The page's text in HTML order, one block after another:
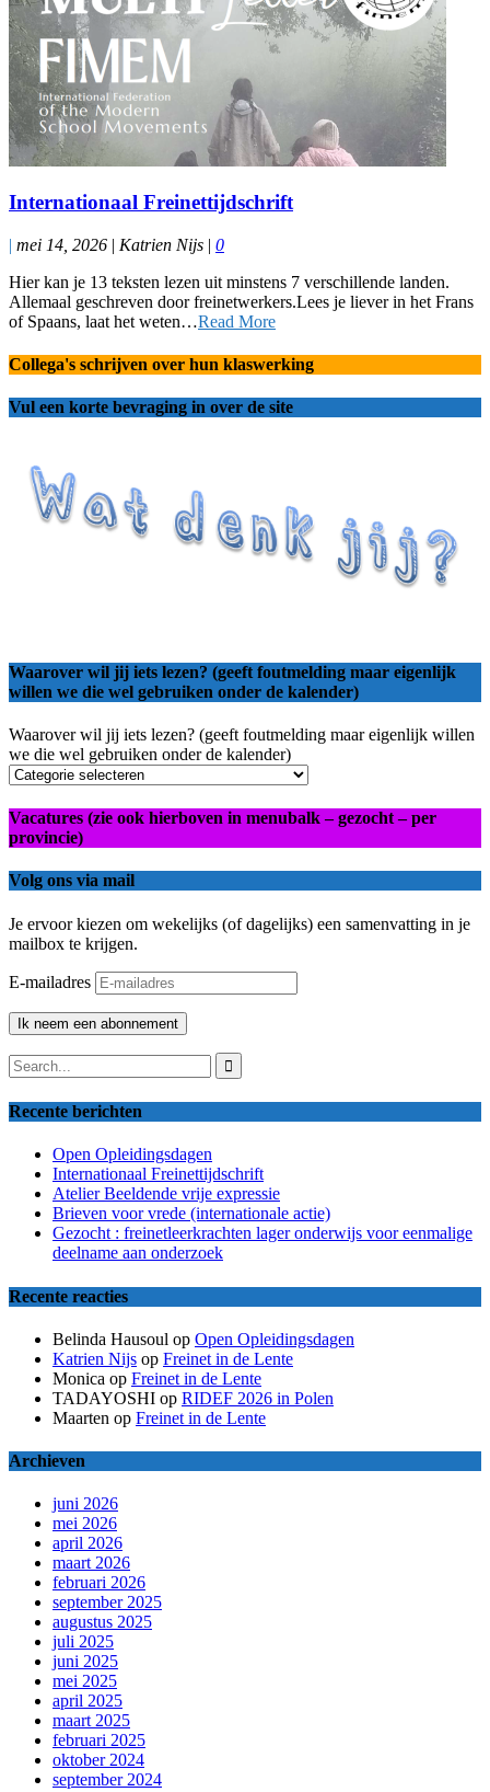
Internationaal Freinettijdschrift
| mei 14, 2026 | Katrien Nijs | 0
Hier kan je 13 teksten lezen uit minstens 7 verschillende landen.
Allemaal geschreven door freinetwerkers.Lees je liever in het Frans
of Spaans, laat het weten…Read More
Collega's schrijven over hun klaswerking
Vul een korte bevraging in over de site
Waarover wil jij iets lezen? (geeft foutmelding maar eigenlijk
willen we die wel gebruiken onder de kalender)
Waarover wil jij iets lezen? (geeft foutmelding maar eigenlijk willen
we die wel gebruiken onder de kalender)
Vacatures (zie ook hierboven in menubalk – gezocht – per
provincie)
Volg ons via mail
Je ervoor kiezen om wekelijks (of dagelijks) een samenvatting in je
mailbox te krijgen.
E-mailadres
Ik neem een abonnement
Recente berichten
Open Opleidingsdagen
Internationaal Freinettijdschrift
Atelier Beeldende vrije expressie
Brieven voor vrede (internationale actie)
Gezocht : freinetleerkrachten lager onderwijs voor eenmalige
deelname aan onderzoek
Recente reacties
Belinda Hausoul op Open Opleidingsdagen
Katrien Nijs op Freinet in de Lente
Monica op Freinet in de Lente
TADAYOSHI op RIDEF 2026 in Polen
Maarten op Freinet in de Lente
Archieven
juni 2026
mei 2026
april 2026
maart 2026
februari 2026
september 2025
augustus 2025
juli 2025
juni 2025
mei 2025
april 2025
maart 2025
februari 2025
oktober 2024
september 2024